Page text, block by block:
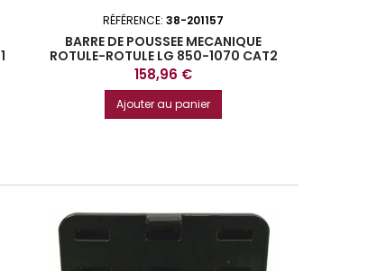
RÉFÉRENCE: 38-201157
BARRE DE POUSSEE MECANIQUE
ROTULE-ROTULE LG 850-1070 CAT2
Prix
158,96 €
Ajouter au panier